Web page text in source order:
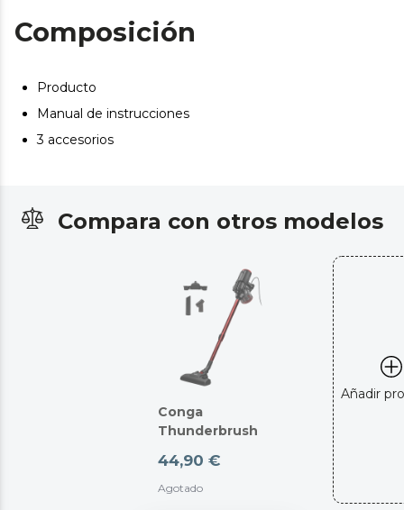
Composición
Producto
Manual de instrucciones
3 accesorios
Compara con otros modelos
Conga
Thunderbrush
44,90 €
Agotado
Añadir